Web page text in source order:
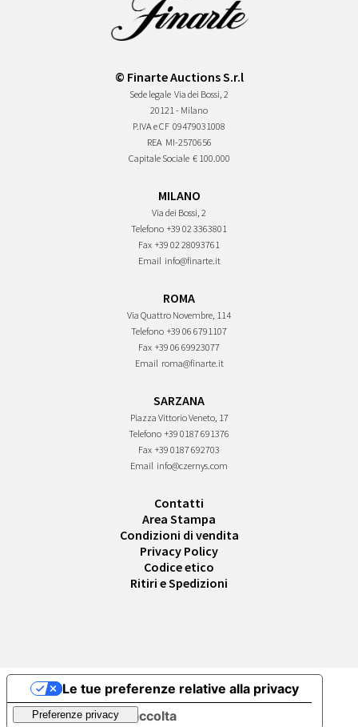
© Finarte Auctions S.r.l
Sede legale Via dei Bossi, 2
20121 - Milano
P.IVA e CF 09479031008
REA MI-2570656
Capitale Sociale € 100.000
MILANO
Via dei Bossi, 2
Telefono +39 02 3363801
Fax +39 02 28093761
Email info@finarte.it
ROMA
Via Quattro Novembre, 114
Telefono +39 06 6791107
Fax +39 06 69923077
Email roma@finarte.it
SARZANA
Piazza Vittorio Veneto, 17
Telefono +39 0187 691376
Fax +39 0187 692703
Email info@czernys.com
Contatti
Area Stampa
Condizioni di vendita
Privacy Policy
Codice etico
Ritiri e Spedizioni
Informativa sulla raccolta
Le tue preferenze relative alla privacy